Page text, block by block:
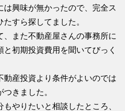
は興味が無かったので、完全ス
すら探してました。
、また不動産屋さんの事務所に
初期投資費用を聞いてびっく
動産投資より条件がよいのでは
きました。
やりたいと相談したところ、